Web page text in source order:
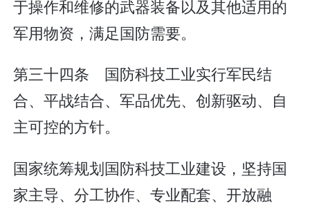
于操作和维修的武器装备以及其他适用的
军用物资，满足国防需要。
第三十四条 国防科技工业实行军民结
合、平战结合、军品优先、创新驱动、自
主可控的方针。
国家统筹规划国防科技工业建设，坚持国
家主导、分工协作、专业配套、开放融